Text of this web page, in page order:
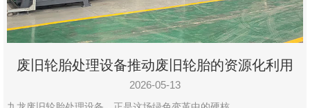
废旧轮胎处理设备推动废旧轮胎的资源化利用
2026-05-13